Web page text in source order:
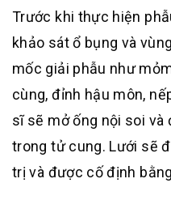
Trước khi thực hiện
khảo sát ổ bụng và
mốc giải phẫu như
cùng, đỉnh hậu môn,
sĩ sẽ mở ống nội soi và
trong tử cung. Lưới sẽ
trị và được cố định